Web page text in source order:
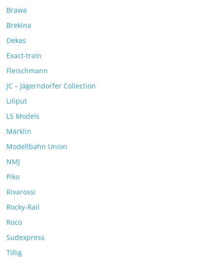
Brawa
Brekina
Dekas
Exact-train
Fleischmann
JC – Jägerndorfer Collection
Liliput
LS Models
Märklin
Modellbahn Union
NMJ
Piko
Rivarossi
Rocky-Rail
Roco
Sudexpress
Tillig